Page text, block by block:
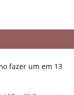
fazer um em 13